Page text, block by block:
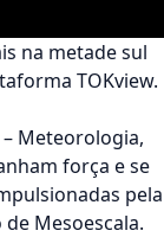
na metade sul
TOKview.
– Meteorologia,
força e se
pela
Mesoescala.